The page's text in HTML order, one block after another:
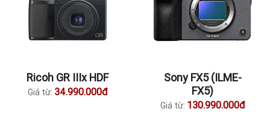
Ricoh GR IIIx HDF
Giá từ: 34.990.000đ
Sony FX5 (ILME-
FX5)
Giá từ: 130.990.000đ